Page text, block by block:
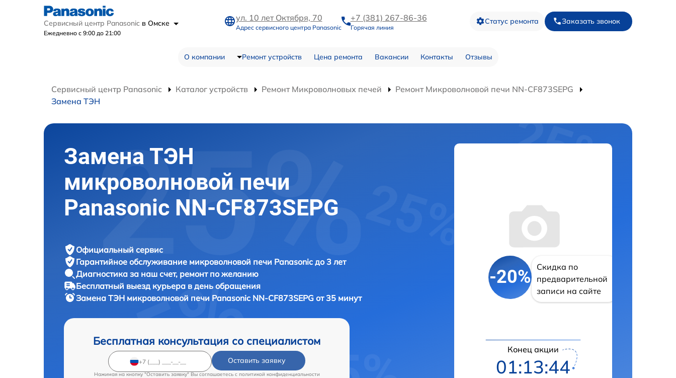
Сервисный центр Panasonic в Омске
Ежедневно с 9:00 до 21:00
ул. 10 лет Октября, 70
Адрес сервисного центра Panasonic
+7 (381) 267-86-36
Горячая линия
Статус ремонта Заказать звонок
О компании Ремонт устройств Цена ремонта Вакансии Контакты Отзывы
Сервисный центр Panasonic Каталог устройств Ремонт Микроволновых печей
Ремонт Микроволновой печи NN-CF873SEPG
Замена ТЭН
Замена ТЭН
микроволновой печи
Panasonic NN-CF873SEPG
Официальный сервис
Гарантийное обслуживание микроволновой печи Panasonic до 3 лет
Диагностика за наш счет, ремонт по желанию
Бесплатный выезд курьера в день обращения
Замена ТЭН микроволновой печи Panasonic NN-CF873SEPG от 35 минут
Бесплатная консультация со специалистом
Оставить заявку
Нажимая на кнопку "Оставить заявку" Вы соглашаетесь c политикой конфиденциальности
-20%
Скидка по
предварительной
записи на сайте
Конец акции
01:13:43